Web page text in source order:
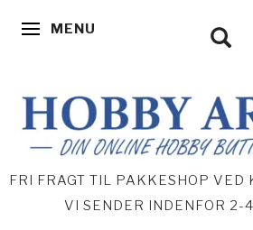
SKIFTE NAVIGATION
MENU
FRI FRAGT TIL PAKKESHOP
VI SENDER INDENFOR 2-